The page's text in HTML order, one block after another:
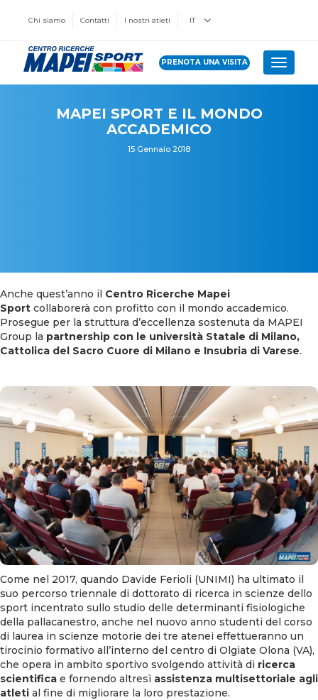
Chi siamo Contatti I nostri atleti IT
PRENOTA UNA VISITA Toggle
MAPEI SPORT E IL MONDO
ACCADEMICO
15 Gennaio 2018
Anche quest’anno il Centro Ricerche Mapei
Sport collaborerà con profitto con il mondo accademico.
Prosegue per la struttura d’eccellenza sostenuta da MAPEI
Group la partnership con le università Statale di Milano,
Cattolica del Sacro Cuore di Milano e Insubria di Varese.
Come nel 2017, quando Davide Ferioli (UNIMI) ha ultimato il
suo percorso triennale di dottorato di ricerca in scienze dello
sport incentrato sullo studio delle determinanti fisiologiche
della pallacanestro, anche nel nuovo anno studenti del corso
di laurea in scienze motorie dei tre atenei effettueranno un
tirocinio formativo all’interno del centro di Olgiate Olona (VA),
che opera in ambito sportivo svolgendo attività di ricerca
scientifica e fornendo altresì assistenza multisettoriale agli
atleti al fine di migliorare la loro prestazione.